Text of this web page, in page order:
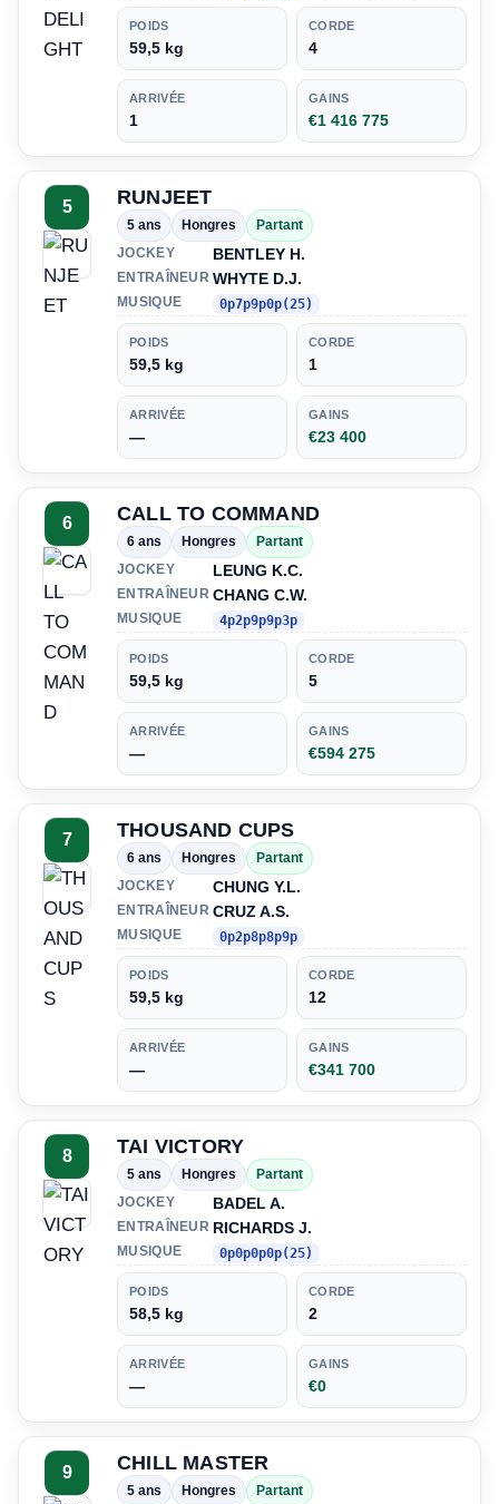
POIDS
59,5 kg
CORDE
4
ARRIVÉE
1
GAINS
€1 416 775
5 RUNJEET
5 ans Hongres
Partant
JOCKEY
BENTLEY H.
ENTRAÎNEUR WHYTE D.J.
MUSIQUE 0p7p9p0p(25)
POIDS
59,5 kg
CORDE
1
ARRIVÉE
—
GAINS
€23 400
6 CALL TO COMMAND
6 ans Hongres
Partant
JOCKEY
LEUNG K.C.
ENTRAÎNEUR CHANG C.W.
MUSIQUE 4p2p9p9p3p
POIDS
59,5 kg
CORDE
5
ARRIVÉE
—
GAINS
€594 275
7 THOUSAND CUPS
6 ans Hongres
Partant
JOCKEY
CHUNG Y.L.
ENTRAÎNEUR CRUZ A.S.
MUSIQUE 0p2p8p8p9p
POIDS
59,5 kg
CORDE
12
ARRIVÉE
—
GAINS
€341 700
8 TAI VICTORY
5 ans Hongres
Partant
JOCKEY
BADEL A.
ENTRAÎNEUR RICHARDS J.
MUSIQUE 0p0p0p0p(25)
POIDS
58,5 kg
CORDE
2
ARRIVÉE
—
GAINS
€0
9 CHILL MASTER
5 ans Hongres
Partant